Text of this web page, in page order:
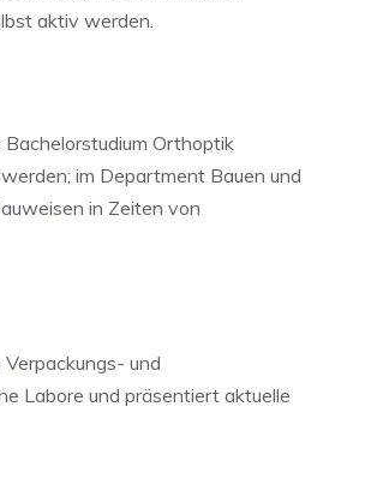
aktiv werden.
Orthoptik
im Department Bauen und
in Zeiten von
und
Labore und präsentiert aktuelle